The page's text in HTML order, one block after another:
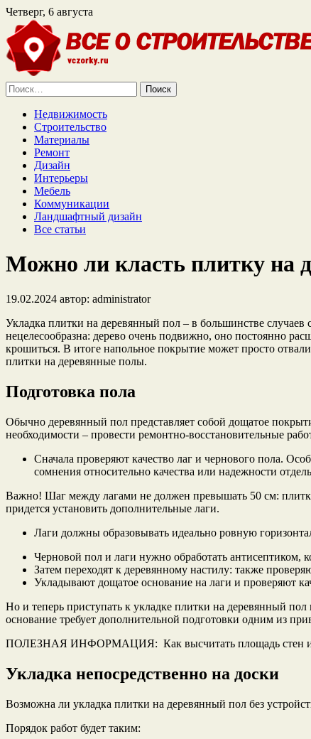
Четверг, 6 августа
Найти:
Недвижимость
Строительство
Материалы
Ремонт
Дизайн
Интерьеры
Мебель
Коммуникации
Ландшафтный дизайн
Все статьи
Можно ли класть плитку на
19.02.2024 автор: administrator
Укладка плитки на деревянный пол – в большинстве случаев
нецелесообразна: дерево очень подвижно, оно постоянно
крошиться. В итоге напольное покрытие может просто
плитки на деревянные полы.
Подготовка пола
Обычно деревянный пол представляет собой дощатое
необходимости – провести ремонтно-восстановительные
Сначала проверяют качество лаг и чернового пола.
сомнения относительно качества или надежности
Важно! Шаг между лагами не должен превышать 50 см:
придется установить дополнительные лаги.
Лаги должны образовывать идеально ровную
Черновой пол и лаги нужно обработать антисептиком,
Затем переходят к деревянному настилу: также
Укладывают дощатое основание на лаги и проверяют
Но и теперь приступать к укладке плитки на деревянный
основание требует дополнительной подготовки одним из
ПОЛЕЗНАЯ ИНФОРМАЦИЯ: Как высчитать площадь стен и
Укладка непосредственно на доски
Возможна ли укладка плитки на деревянный пол без
Порядок работ будет таким: